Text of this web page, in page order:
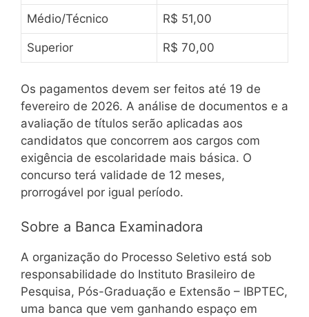
Médio/Técnico R$ 51,00
Superior R$ 70,00
Os pagamentos devem ser feitos até 19 de
fevereiro de 2026. A análise de documentos e a
avaliação de títulos serão aplicadas aos
candidatos que concorrem aos cargos com
exigência de escolaridade mais básica. O
concurso terá validade de 12 meses,
prorrogável por igual período.
Sobre a Banca Examinadora
A organização do Processo Seletivo está sob
responsabilidade do Instituto Brasileiro de
Pesquisa, Pós-Graduação e Extensão – IBPTEC,
uma banca que vem ganhando espaço em